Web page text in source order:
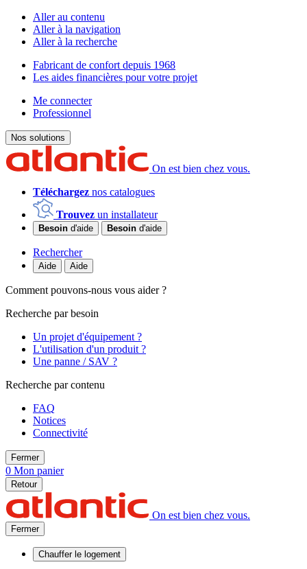
Aller au contenu
Aller à la navigation
Aller à la recherche
Fabricant de confort depuis 1968
Les aides financières pour votre projet
Me connecter
Professionnel
Nos solutions
On est bien chez vous.
Téléchargez nos catalogues
Trouvez un installateur
Besoin d'aide Besoin d'aide
Rechercher
Aide Aide
Comment pouvons-nous vous aider ?
Recherche par besoin
Un projet d'équipement ?
L'utilisation d'un produit ?
Une panne / SAV ?
Recherche par contenu
FAQ
Notices
Connectivité
Fermer
0 Mon panier
Retour
On est bien chez vous.
Fermer
Chauffer le logement